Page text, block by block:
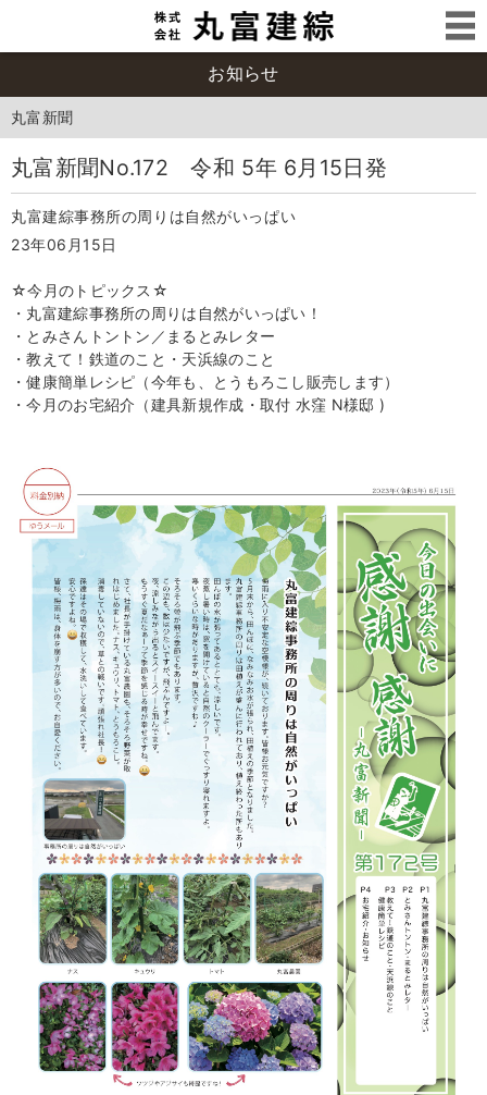
お知らせ
丸富新聞
丸富新聞No.172 令和 5年 6月15日発
丸富建綜事務所の周りは自然がいっぱい
23年06月15日
☆今月のトピックス☆
・丸富建綜事務所の周りは自然がいっぱい！
・とみさんトントン／まるとみレター
・教えて！鉄道のこと・天浜線のこと
・健康簡単レシピ（今年も、とうもろこし販売します）
・今月のお宅紹介（建具新規作成・取付 水窪 N様邸 )